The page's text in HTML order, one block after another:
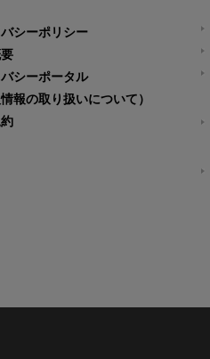
シーポリシー
シーポータル
情報の取り扱いについて）